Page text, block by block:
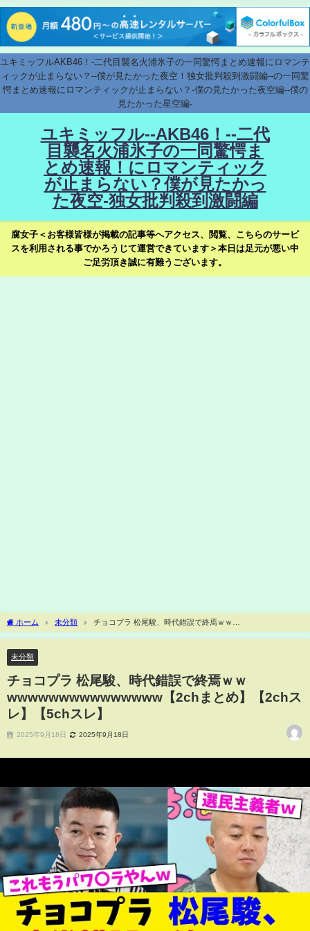
ユキミッフルAKB46！-二代目襲名火浦氷子の一同驚愕まとめ速報にロマンテ
ィックが止まらない？--僕が見たかった夜空！独女批判殺到激闘編--の一同驚
愕まとめ速報にロマンティックが止まらない？-僕の見たかった夜空編--僕の
見たかった星空編-
ユキミッフル--AKB46！--二代
目襲名火浦氷子の一同驚愕ま
とめ速報！にロマンティック
が止まらない？僕が見たかっ
た夜空-独女批判殺到激闘編
腐女子＜お客様皆様が掲載の記事等へアクセス、閲覧、こちらのサービ
スを利用される事でかろうじて運営できています＞本日は足元が悪い中
ご足労頂き誠に有難うございます。
ホーム 未分類
チョコプラ 松尾駿、時代錯誤で終焉ｗｗ
wwwwwwwwwwwwwww【2chまとめ】【2chスレ】【5chスレ】
未分類
チョコプラ 松尾駿、時代錯誤で終焉ｗｗ
wwwwwwwwwwwwwww【2chまとめ】【2chス
レ】【5chスレ】
2025年9月18日 2025年9月18日